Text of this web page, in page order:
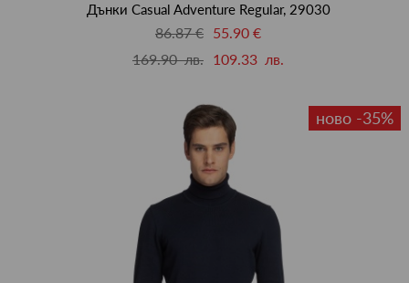
Дънки Casual Adventure Regular, 29030
86.87 € 55.90 €
169.90 лв. 109.33 лв.
ново -35%